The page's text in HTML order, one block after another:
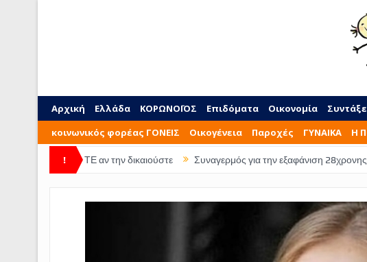
Αρχική Ελλάδα ΚΟΡΩΝΟΪΟΣ Επιδόματα Οικονομία
κοινωνικός φορέας ΓΟΝΕΙΣ
Οικογένεια Παροχές ΓΥΝΑΙΚΑ Η
!
αν την δικαιούστε Συναγερμός για την εξαφάνιση 28χρονης από την